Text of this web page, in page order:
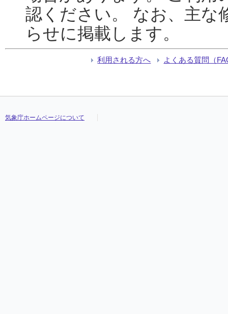
認ください。 なお、主な
らせに掲載します。
利用される方へ よくある質問（
気象庁ホームページについて